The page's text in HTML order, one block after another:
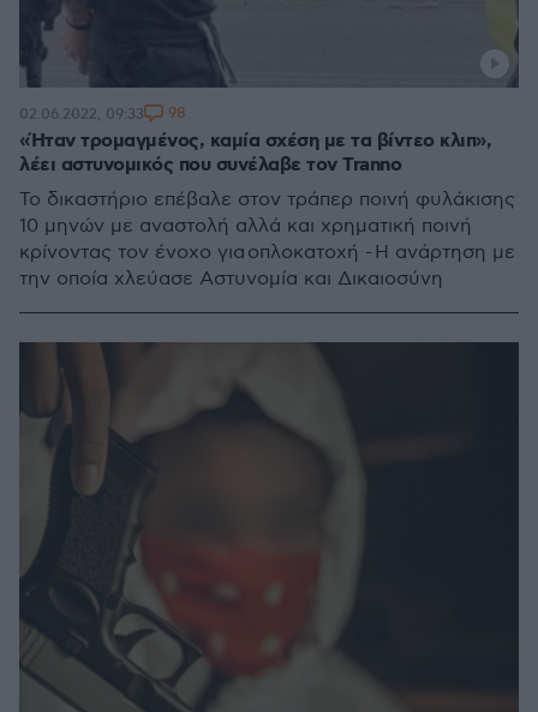
«Ήταν τρομαγμένος, καμία σχέση με τα βίντεο κλιπ»,
λέει αστυνομικός που συνέλαβε τον Tranno
Το δικαστήριο επέβαλε στον τράπερ ποινή φυλάκισης
10 μηνών με αναστολή αλλά και χρηματική ποινή
κρίνοντας τον ένοχο για οπλοκατοχή - Η ανάρτηση με
την οποία χλεύασε Αστυνομία και Δικαιοσύνη
02.06.2022, 09:33 98